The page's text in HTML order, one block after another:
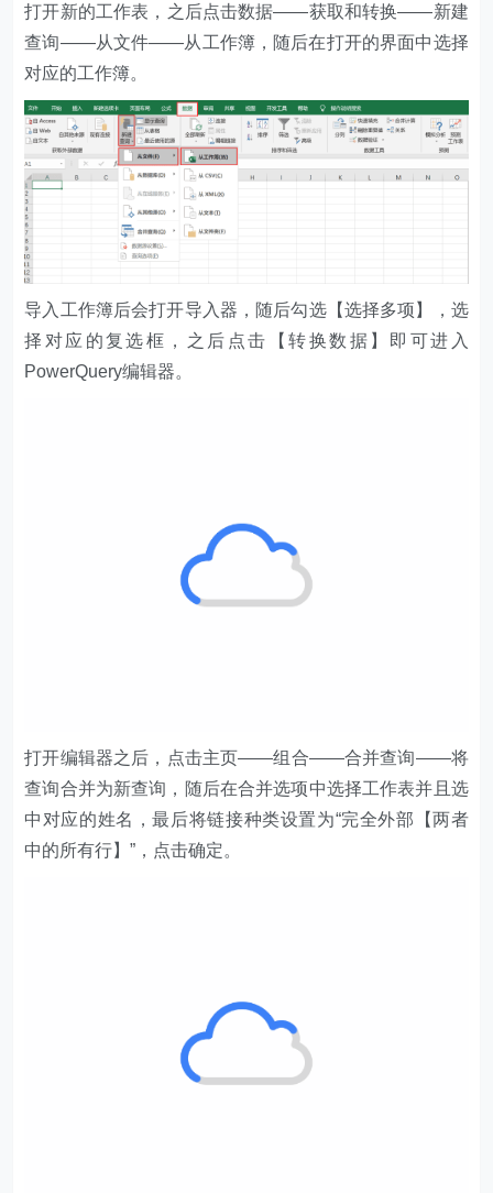
打开新的工作表，之后点击数据——获取和转换——新建
查询——从文件——从工作簿，随后在打开的界面中选择
对应的工作簿。
导入工作簿后会打开导入器，随后勾选【选择多项】，选
择对应的复选框，之后点击【转换数据】即可进入
PowerQuery编辑器。
打开编辑器之后，点击主页——组合——合并查询——将
查询合并为新查询，随后在合并选项中选择工作表并且选
中对应的姓名，最后将链接种类设置为“完全外部【两者
中的所有行】”，点击确定。